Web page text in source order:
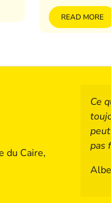
READ MORE
du Caire,
Ce
pas